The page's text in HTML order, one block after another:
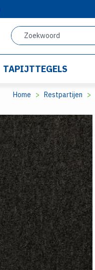
TAPIJTTEGELS
Home Restpartijen